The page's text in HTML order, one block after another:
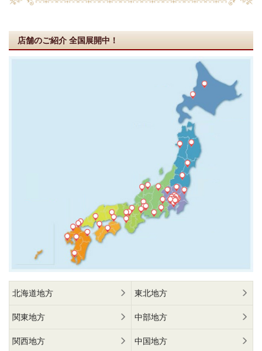
店舗のご紹介 全国展開中！
北海道地方 東北地方
関東地方 中部地方
関西地方 中国地方